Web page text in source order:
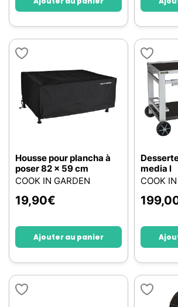
Housse pour plancha à
poser 82 x 59 cm
COOK IN GARDEN
19,90€
Ajouter au panier
media l
COOK